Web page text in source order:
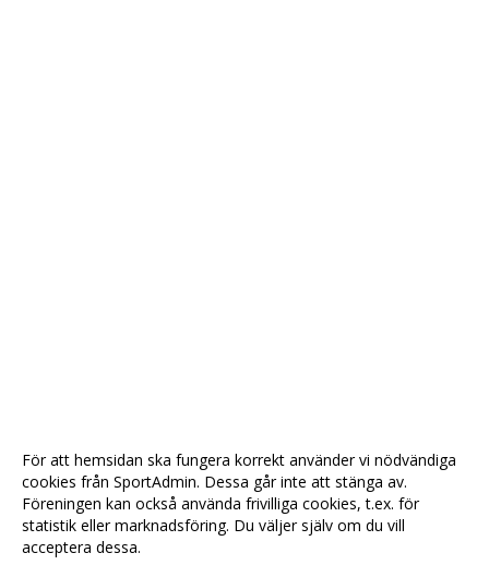
För att hemsidan ska fungera korrekt använder vi nödvändiga
cookies från SportAdmin. Dessa går inte att stänga av.
Föreningen kan också använda frivilliga cookies, t.ex. för
statistik eller marknadsföring. Du väljer själv om du vill
acceptera dessa.